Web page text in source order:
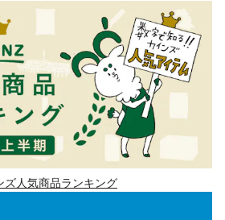
ズ人気商品ランキング